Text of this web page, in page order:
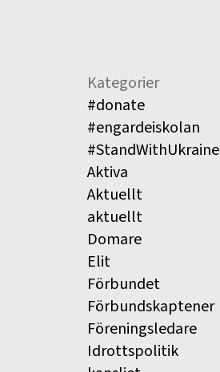
Kategorier
#donate
#engardeiskolan
#StandWithUkraine
Aktiva
Aktuellt
aktuellt
Domare
Elit
Förbundet
Förbundskaptener
Föreningsledare
Idrottspolitik